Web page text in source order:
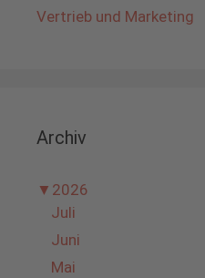
Vertrieb und Marketing
Archiv
▼ 2026
Juli
Juni
Mai